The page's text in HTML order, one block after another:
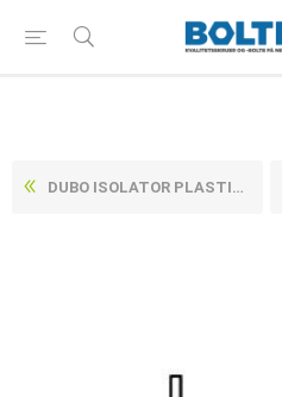
DUBO ISOLATOR PLASTIK PA 6 HVID KORREX ISOLERINGSRØR M6X15 (100 STK)